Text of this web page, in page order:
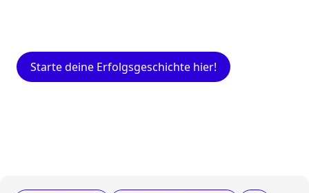
Starte deine Erfolgsgeschichte hier!